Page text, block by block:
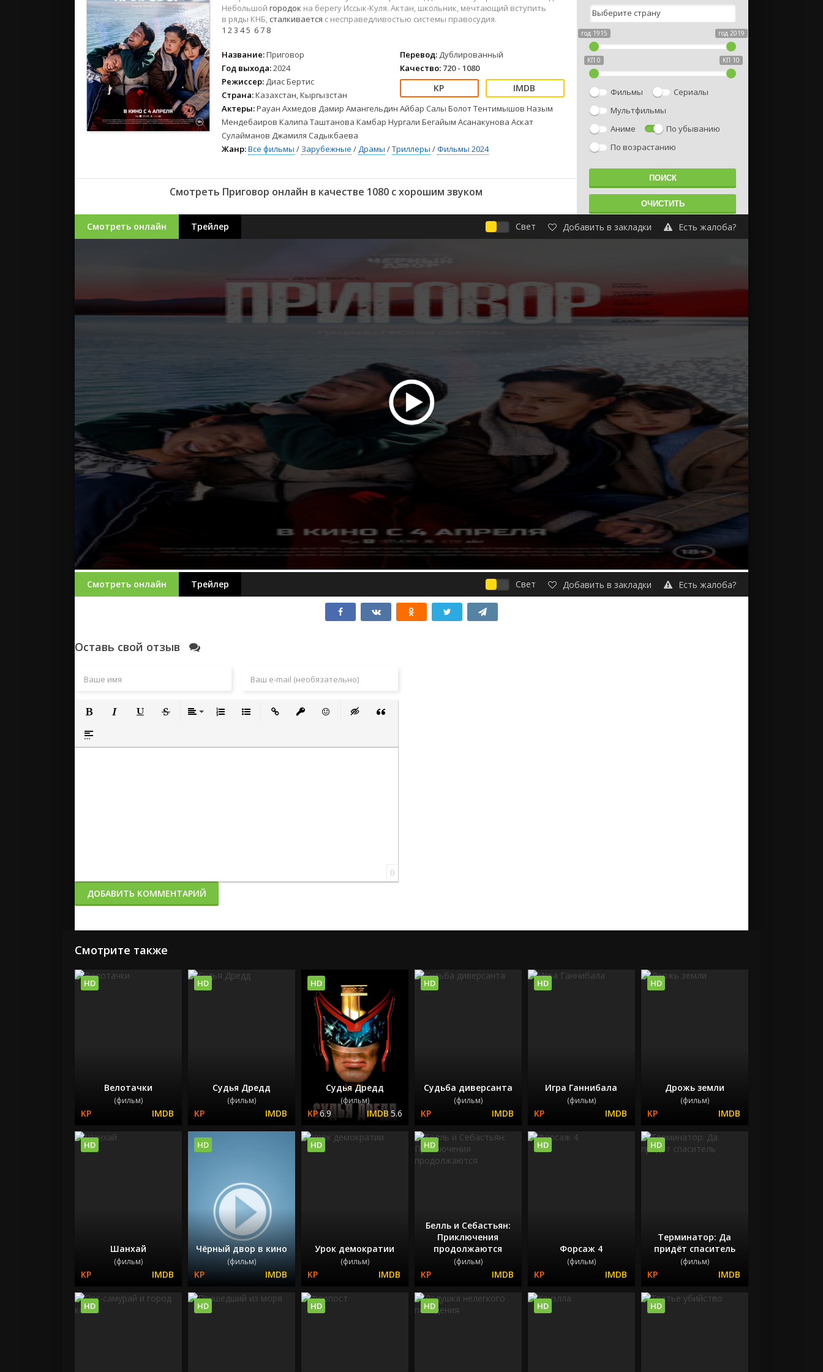
2022
2021
Русские
СССР
Зарубежные
Детские
Спорт
Фантастика
Фэнтези
2022
Русские
СССР
Зарубежные
Фильмы из соцетей
Небольшой городок на берегу Иссык-Куля. Актан, школьник, мечтающий вступить
в ряды КНБ, сталкивается с несправедливостью системы правосудия.
1 23 45 67 8
Название:Приговор
Год выхода:2024
Режиссер: Диас Бертис
Страна:Казахстан, Кыргызстан
Перевод: Дублированный
Качество: 720 - 1080
Актеры:Рауан Ахмедов Дамир Амангельдин Айбар Салы Болот Тентимышов Назым
Мендебаиров Калипа Таштанова Камбар Нургали Бегайым Асанакунова Аскат
Сулайманов Джамиля Садыкбаева
Жанр:Все фильмы / Зарубежные /Драмы /Триллеры /Фильмы 2024
Смотреть Приговор онлайн в качестве 1080 с хорошим звуком
год 1915 год 2019
КП 0 КП 10
Фильмы
Сериалы
Мультфильмы
Аниме
По убыванию
По возрастанию
Смотреть онлайн Трейлер Свет Добавить в закладки Есть жалоба?
Смотреть онлайн Трейлер Свет Добавить в закладки Есть жалоба?
Оставь свой отзыв
Полужирный
Вставка спойлера
0
ДОБАВИТЬ КОММЕНТАРИЙ
Смотрите также
Велотачки
(фильм)
HD
Судья Дредд
(фильм)
HD
Судья Дредд
(фильм)
6.9 5.6
HD
Судьба диверсанта
(фильм)
HD
Игра Ганнибала
(фильм)
HD
Дрожь земли
(фильм)
HD
Шанхай
(фильм)
HD
Чёрный двор в кино
(фильм)
HD
Урок демократии
(фильм)
HD
Белль и Себастьян:
Приключения
продолжаются
(фильм)
HD
Форсаж 4
(фильм)
HD
Терминатор: Да
придёт спаситель
(фильм)
HD
HD HD HD HD HD HD